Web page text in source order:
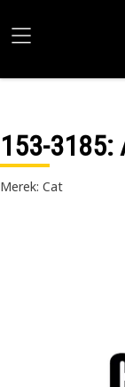
153-3185:
Merek: Cat